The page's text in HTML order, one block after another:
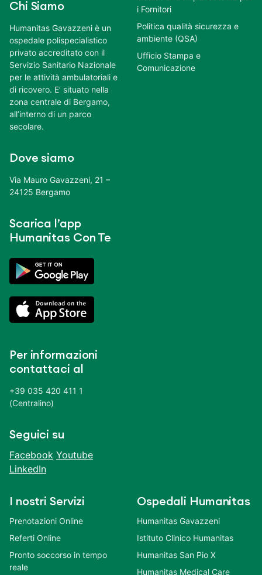
Chi Siamo
Humanitas Gavazzeni è un
ospedale polispecialistico
privato accreditato con il
Servizio Sanitario Nazionale
per le attività ambulatoriali e
di ricovero. E’ situato nella
zona centrale di Bergamo,
all’interno di un parco
secolare.
Dove siamo
Via Mauro Gavazzeni, 21 –
24125 Bergamo
Scarica l’app
Humanitas Con Te
Per informazioni
contattaci al
+39 035 420 411 1
(Centralino)
Seguici su
Facebook Youtube
LinkedIn
i Fornitori
Politica qualità sicurezza e
ambiente (QSA)
Ufficio Stampa e
Comunicazione
I nostri Servizi
Prenotazioni Online
Referti Online
Pronto soccorso in tempo
reale
Ospedali Humanitas
Humanitas Gavazzeni
Istituto Clinico Humanitas
Humanitas San Pio X
Humanitas Medical Care